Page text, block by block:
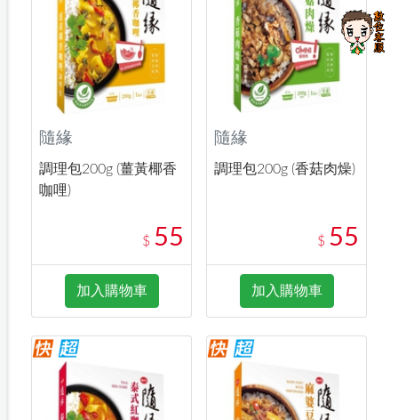
隨緣
調理包200g (薑黃椰香
咖哩)
$ 55
加入購物車
隨緣
調理包200g (香菇肉燥)
$ 55
加入購物車